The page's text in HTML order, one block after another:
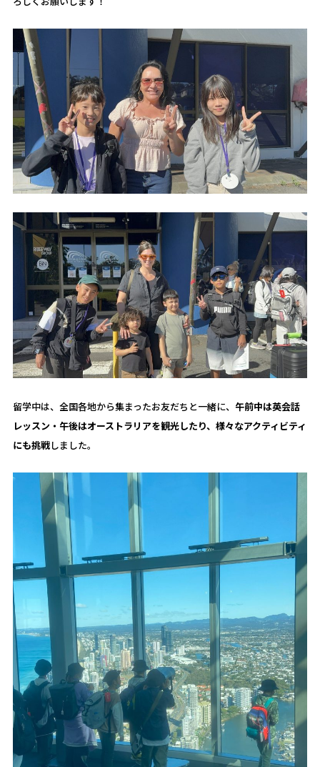
留学中は、全国各地から集まったお友だちと一緒に、 午前中は英会話
レッスン・午後はオーストラリアを観光したり、様々なアクティビティ
にも挑戦しました。